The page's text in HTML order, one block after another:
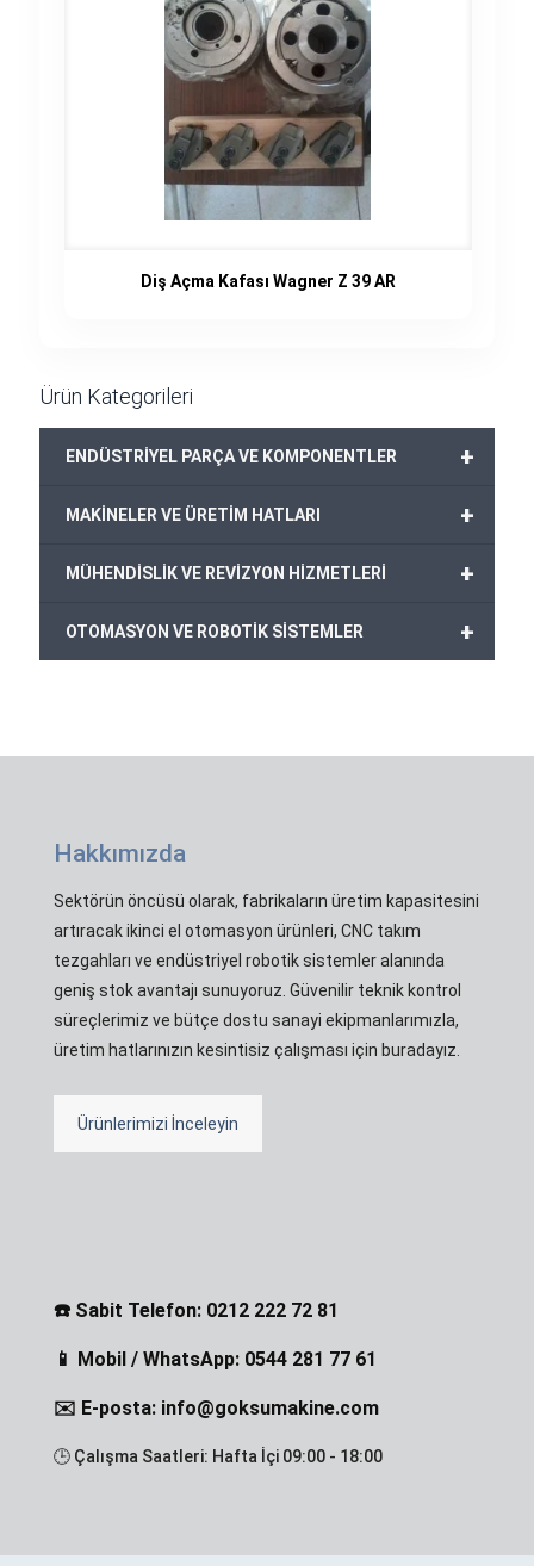
Diş Açma Kafası Wagner Z 39 AR
Ürün Kategorileri
+
ENDÜSTRİYEL PARÇA VE KOMPONENTLER
+
MAKİNELER VE ÜRETİM HATLARI
+
MÜHENDİSLİK VE REVİZYON HİZMETLERİ
+
OTOMASYON VE ROBOTİK SİSTEMLER
Hakkımızda
Sektörün öncüsü olarak, fabrikaların üretim kapasitesini
artıracak ikinci el otomasyon ürünleri, CNC takım
tezgahları ve endüstriyel robotik sistemler alanında
geniş stok avantajı sunuyoruz. Güvenilir teknik kontrol
süreçlerimiz ve bütçe dostu sanayi ekipmanlarımızla,
üretim hatlarınızın kesintisiz çalışması için buradayız.
Ürünlerimizi İnceleyin
☎️ Sabit Telefon: 0212 222 72 81
📱 Mobil / WhatsApp: 0544 281 77 61
✉️ E-posta: info@goksumakine.com
🕒 Çalışma Saatleri: Hafta İçi 09:00 - 18:00